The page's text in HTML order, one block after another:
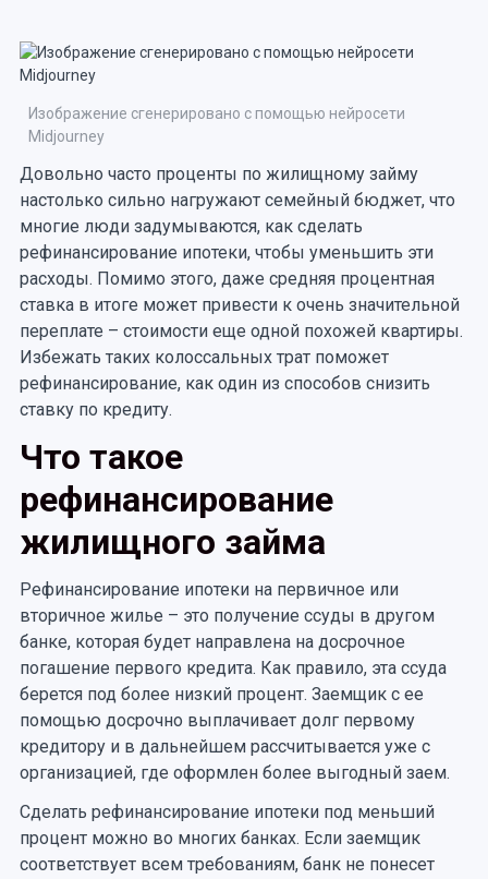
Изображение сгенерировано с помощью нейросети
Midjourney
Довольно часто проценты по жилищному займу
настолько сильно нагружают семейный бюджет, что
многие люди задумываются, как сделать
рефинансирование ипотеки, чтобы уменьшить эти
расходы. Помимо этого, даже средняя процентная
ставка в итоге может привести к очень значительной
переплате – стоимости еще одной похожей квартиры.
Избежать таких колоссальных трат поможет
рефинансирование, как один из способов снизить
ставку по кредиту.
Что такое
рефинансирование
жилищного займа
Рефинансирование ипотеки на первичное или
вторичное жилье – это получение ссуды в другом
банке, которая будет направлена на досрочное
погашение первого кредита. Как правило, эта ссуда
берется под более низкий процент. Заемщик с ее
помощью досрочно выплачивает долг первому
кредитору и в дальнейшем рассчитывается уже с
организацией, где оформлен более выгодный заем.
Сделать рефинансирование ипотеки под меньший
процент можно во многих банках. Если заемщик
соответствует всем требованиям, банк не понесет